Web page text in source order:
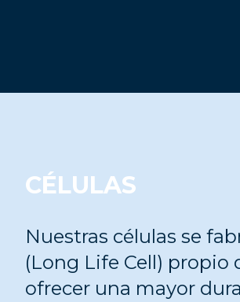
CÉLULAS
Nuestras células se
(Long Life Cell) propio
ofrecer una mayor